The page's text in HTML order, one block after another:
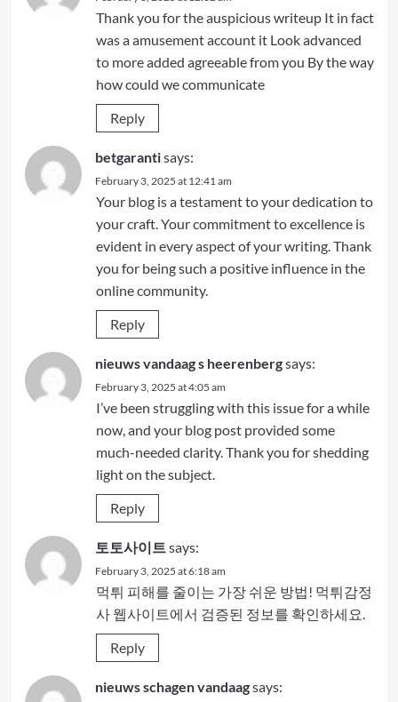
Thank you for the auspicious writeup It in fact
was a amusement account it Look advanced
to more added agreeable from you By the way
how could we communicate
Reply
betgarantisays:
February 3, 2025 at 12:41 am
Your blog is a testament to your dedication to
your craft. Your commitment to excellence is
evident in every aspect of your writing. Thank
you for being such a positive influence in the
online community.
Reply
nieuws vandaag s heerenbergsays:
February 3, 2025 at 4:05 am
I’ve been struggling with this issue for a while
now, and your blog post provided some
much-needed clarity. Thank you for shedding
light on the subject.
Reply
토토사이트 says:
February 3, 2025 at 6:18 am
먹튀 피해를 줄이는 가장 쉬운 방법! 먹튀감정
사 웹사이트에서 검증된 정보를 확인하세요.
Reply
nieuws schagen vandaagsays: